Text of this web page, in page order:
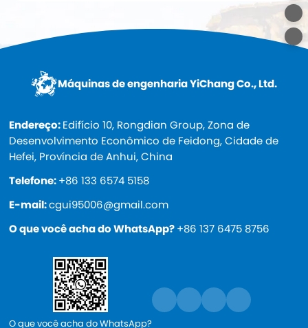
Máquinas de engenharia YiChang Co., Ltd.
Endereço:Edifício 10, Rongdian Group, Zona de
Desenvolvimento Econômico de Feidong, Cidade de
Hefei, Província de Anhui, China
Telefone:+86 133 6574 5158
E-mail:cgui95006@gmail.com
O que você acha do WhatsApp?+86 137 6475 8756
O que você acha do WhatsApp?